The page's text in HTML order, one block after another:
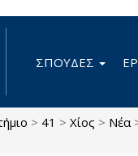
ΣΠΟΥΔΕΣ
> 41 > Χίος > Νέα